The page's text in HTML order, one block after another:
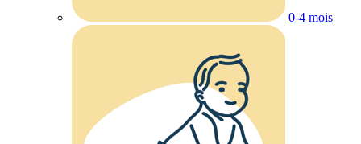
0-4 mois